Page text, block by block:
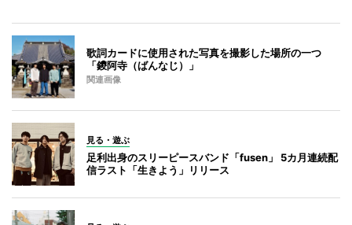
歌詞カードに使用された写真を撮影した場所の一つ
「鑁阿寺（ばんなじ）」
関連画像
見る・遊ぶ
足利出身のスリーピースバンド「fusen」 5カ月連続配
信ラスト「生きよう」リリース